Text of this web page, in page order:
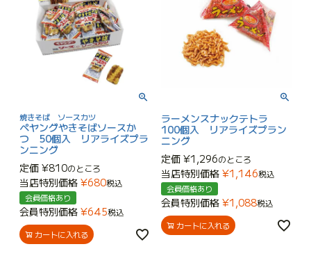
焼きそば ソースカツ
ペヤングやきそばソースか
つ 50個入 リアライズプラ
ンニング
定価 ¥810のところ
当店特別価格 ¥680税込
会員価格あり
会員特別価格 ¥645税込
カートに入れる
ラーメンスナックテトラ
100個入 リアライズプラン
ニング
定価 ¥1,296のところ
当店特別価格 ¥1,146税込
会員価格あり
会員特別価格 ¥1,088税込
カートに入れる